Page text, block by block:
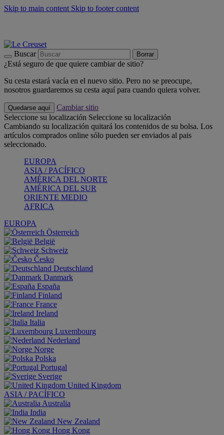
Skip to main content Skip to footer content
Buscar Borrar
¿Está seguro de que quiere cambiar de sitio?
Su cesta estará vacía en el nuevo sitio. Pero no se preocupe,
nosotros guardaremos su cesta aquí para cuando quiera volver.
Quedarse aquí
Cambiar sitio
Seleccione su localización Seleccione su localización
Cambiando su localización quitará los contenidos de su bolsa. Los
artículos comprados online sólo pueden ser enviados al pais
seleccionado.
EUROPA
ASIA / PACÍFICO
AMÉRICA DEL NORTE
AMÉRICA DEL SUR
ORIENTE MEDIO
AFRICA
EUROPA
Österreich
België
Schweiz
Česko
Deutschland
Danmark
España
Finland
France
Ireland
Italia
Luxembourg
Nederland
Norge
Polska
Portugal
Sverige
United Kingdom
ASIA / PACÍFICO
Australia
India
New Zealand
Hong Kong